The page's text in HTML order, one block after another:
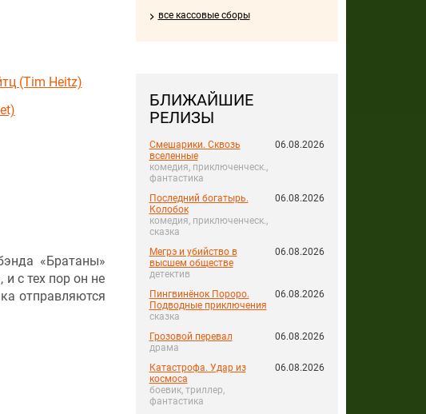
все кассовые сборы
БЛИЖАЙШИЕ
РЕЛИЗЫ
Смешарики. Сквозь
вселенные
комедия, приключенческ.,
фантастика
06.08.2026
Последний богатырь.
Колобок
комедия, приключенческ.,
сказка
06.08.2026
Мегрэ и убийство в
высшем обществе
детектив
06.08.2026
Пингвинёнок Пороро.
Подводные приключения
сказка
06.08.2026
Грозовой перевал
драма
06.08.2026
Катастрофа. Удар из
космоса
боевик, триллер,
фантастика
06.08.2026
(Tim Heitz)
«Братаны»
с тех пор он не
отправляются